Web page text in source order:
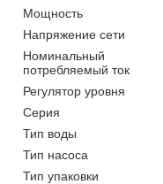
Мощность
Напряжение сети
Номинальный
потребляемый ток
Регулятор уровня
Серия
Тип воды
Тип насоса
Тип упаковки